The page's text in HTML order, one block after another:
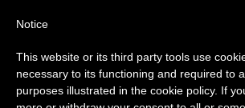
Aviso importante
Del 27 de julio al 7 de agosto
Notice
This website or its third party tools use
necessary to its functioning and required to
purposes illustrated in the cookie policy. If